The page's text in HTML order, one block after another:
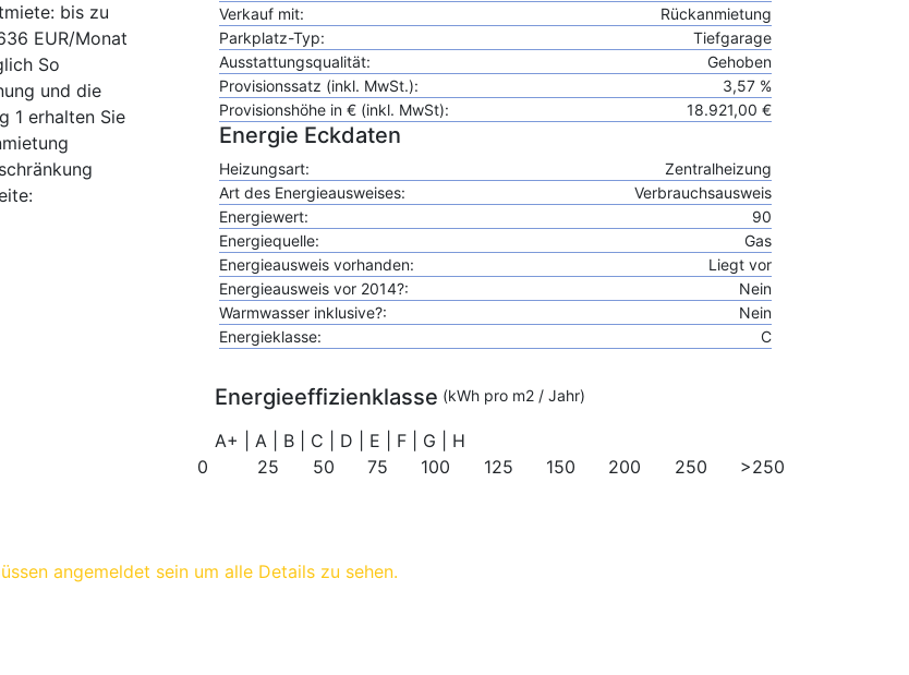
bis zu
EUR/Monat
So
und die
1 erhalten Sie
Verkauf mit:
Rückanmietung
Parkplatz-Typ:
Tiefgarage
Ausstattungsqualität:
Gehoben
Provisionssatz (inkl. MwSt.):
3,57 %
Provisionshöhe in € (inkl. MwSt):
18.921,00 €
Energie Eckdaten
Heizungsart:
Zentralheizung
Art des Energieausweises:
Verbrauchsausweis
Energiewert:
90
Energiequelle:
Gas
Energieausweis vorhanden:
Liegt vor
Energieausweis vor 2014?:
Nein
Warmwasser inklusive?:
Nein
Energieklasse:
C
Energieeffizienklasse (kWh pro m2 / Jahr)
A+ A B C D E F G
H
0
25 50 75 100 125 150 200 250 >250
angemeldet sein um alle Details zu sehen.